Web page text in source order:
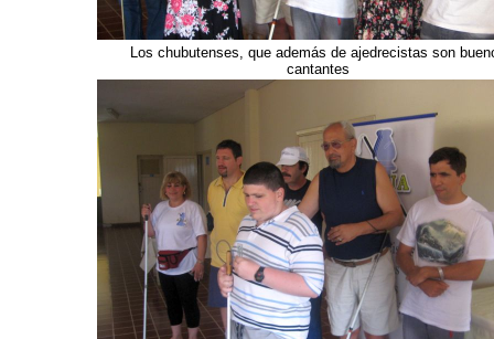
Los chubutenses, que además de ajedrecistas son
cantantes